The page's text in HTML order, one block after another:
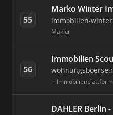
55
Marko Winter
immobilien-
Makler
56
Immobilien
Immobilienplattform
DAHLER Berlin -